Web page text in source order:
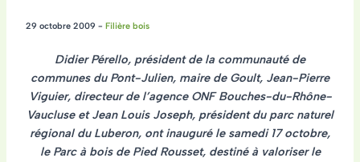
29 octobre 2009 - Filière bois
Didier Pérello, président de la communauté de
communes du Pont-Julien, maire de Goult, Jean-Pierre
Viguier, directeur de l’agence ONF Bouches-du-Rhône-
Vaucluse et Jean Louis Joseph, président du parc naturel
régional du Luberon, ontinauguré le samedi 17 octobre,
le Parc à bois de Pied Rousset, destiné à valoriser le